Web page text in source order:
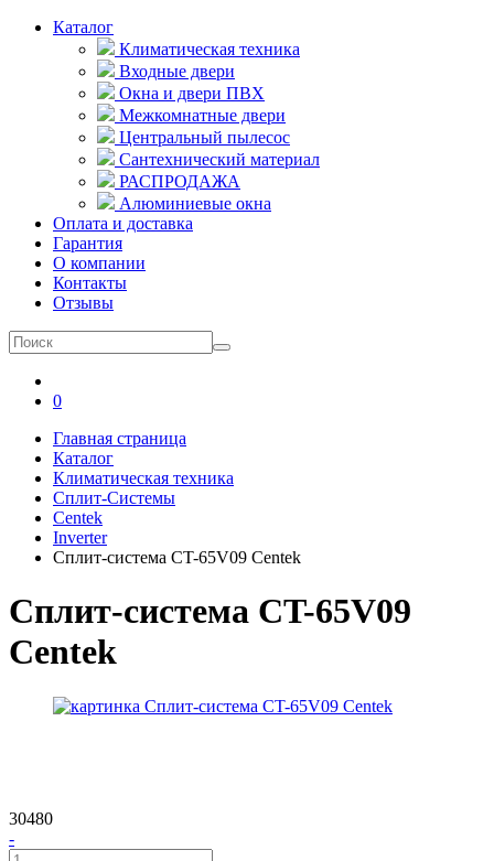
Каталог
Климатическая техника
Входные двери
Окна и двери ПВХ
Межкомнатные двери
Центральный пылесос
Сантехнический материал
РАСПРОДАЖА
Алюминиевые окна
Оплата и доставка
Гарантия
О компании
Контакты
Отзывы
0
Главная страница
Каталог
Климатическая техника
Сплит-Системы
Centek
Inverter
Сплит-система CT-65V09 Centek
Сплит-система CT-65V09
Centek
30480
-